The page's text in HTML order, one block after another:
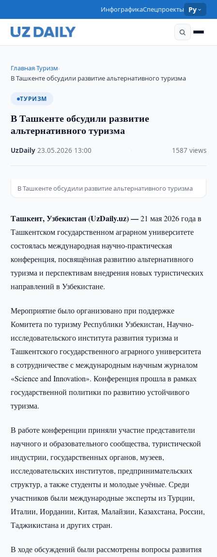
ИнфографикаСпецпроекты Ру
Главная›Туризм›
В Ташкенте обсудили развитие альтернативного туризма
ТУРИЗМ
В Ташкенте обсудили развитие
альтернативного туризма
UzDaily ·23.05.2026 13:00 1587 views
В Ташкенте обсудили развитие альтернативного туризма
Ташкент, Узбекистан (UzDaily.uz) —21 мая 2026 года в
Ташкентском государственном аграрном университете
состоялась международная научно-практическая
конференция, посвящённая развитию альтернативного
туризма и перспективам внедрения новых туристических
направлений в Узбекистане.
Мероприятие было организовано при поддержке
Комитета по туризму Республики Узбекистан, Научно-
исследовательского института развития туризма и
Ташкентского государственного аграрного университета
в сотрудничестве с международным научным журналом
«Science and Innovation». Конференция прошла в рамках
государственной политики по развитию устойчивого
туризма.
В работе конференции приняли участие представители
научного и образовательного сообщества, туристической
индустрии, государственных органов, музеев,
исследовательских институтов, предпринимательских
структур, а также студенты и молодые учёные. Среди
участников были международные эксперты из Турции,
Италии, Иордании, Китая, Малайзии, Казахстана, России,
Таджикистана и других стран.
В ходе обсуждений были рассмотрены вопросы развития